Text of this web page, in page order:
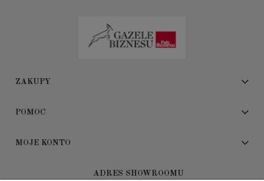
ZAKUPY
POMOC
MOJE KONTO
ADRES SHOWROOMU